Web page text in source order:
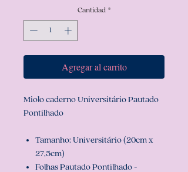
Cantidad *
Agregar al carrito
Miolo caderno Universitário Pautado
Pontilhado
Tamanho: Universitário (20cm x
27,5cm)
Folhas Pautado Pontilhado -